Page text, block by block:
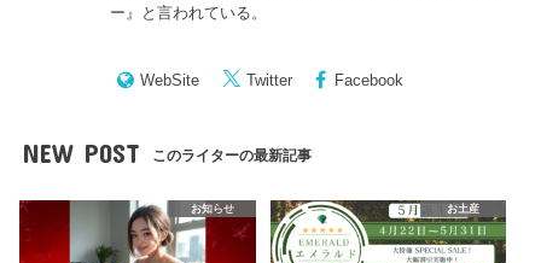
ー 』と言われている。
WebSite Twitter Facebook
NEW POST このライターの最新記事
お知らせ お土産